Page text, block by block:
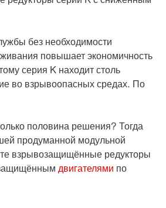
без необходимости
повышает экономичность
серия K находит столь
во взрывоопасных средах. По
половина решения? Тогда
продуманной модульной
взрывозащищённые редукторы
двигателями по